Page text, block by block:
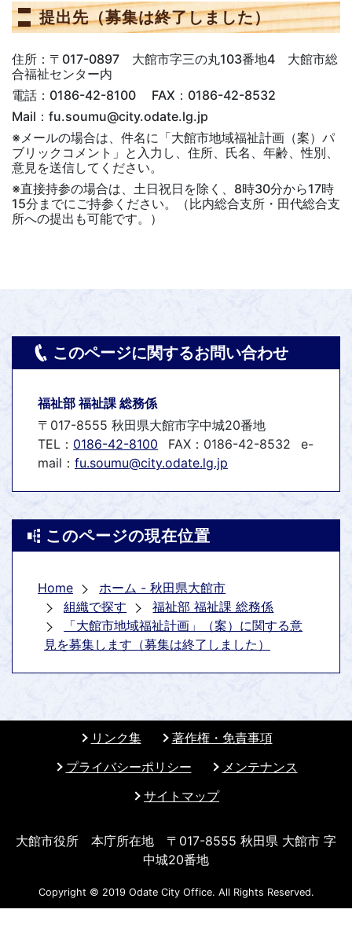
提出先（募集は終了しました）
住所：〒017-0897 大館市字三の丸103番地4 大館市総
合福祉センター内
電話：0186-42-8100 FAX：0186-42-8532
Mail：fu.soumu@city.odate.lg.jp
※メールの場合は、件名に「大館市地域福祉計画（案）パ
ブリックコメント」と入力し、住所、氏名、年齢、性別、
意見を送信してください。
※直接持参の場合は、土日祝日を除く、8時30分から17時
15分までにご持参ください。（比内総合支所・田代総合支
所への提出も可能です。）
このページに関するお問い合わせ
福祉部 福祉課 総務係
〒017-8555 秋田県大館市字中城20番地
TEL： 0186-42-8100 FAX：0186-42-8532
e-
mail： fu.soumu@city.odate.lg.jp
このページの現在位置
Home
ホーム - 秋田県大館市
組織で探す
福祉部 福祉課 総務係
「大館市地域福祉計画」（案）に関する意
見を募集します（募集は終了しました）
リンク集
著作権・免責事項
プライバシーポリシー
メンテナンス
サイトマップ
大館市役所 本庁所在地 〒017-8555 秋田県 大館市 字
中城20番地
Copyright © 2019 Odate City Office. All Rights Reserved.